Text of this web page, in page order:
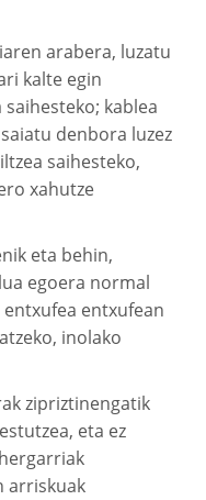
arabera, luzatu
kalte egin
kablea
denbora luzez
saihesteko,
xahutze
eta behin,
egoera normal
entxufean
inolako
zipriztinengatik
eta ez
arriskuak